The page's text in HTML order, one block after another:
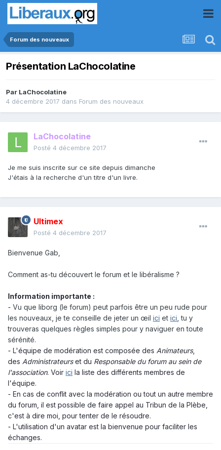
Forum des nouveaux
Présentation LaChocolatine
Par LaChocolatine
4 décembre 2017 dans Forum des nouveaux
LaChocolatine
Posté 4 décembre 2017
Je me suis inscrite sur ce site depuis dimanche
J'étais à la recherche d'un titre d'un livre.
Ultimex
Posté 4 décembre 2017
Bienvenue Gab,
Comment as-tu découvert le forum et le libéralisme ?
Information importante :
- Vu que liborg (le forum) peut parfois être un peu rude pour
les nouveaux, je te conseille de jeter un œil ici et ici , tu y
trouveras quelques règles simples pour y naviguer en toute
sérénité.
- L'équipe de modération est composée des Animateurs,
des Administrateurs et du Responsable du forum au sein de
l'association. Voir ici la liste des différents membres de
l'équipe.
- En cas de conflit avec la modération ou tout un autre membre
du forum, il est possible de faire appel au Tribun de la Plèbe,
c'est à dire moi, pour tenter de le résoudre.
- L'utilisation d'un avatar est la bienvenue pour faciliter les
échanges.